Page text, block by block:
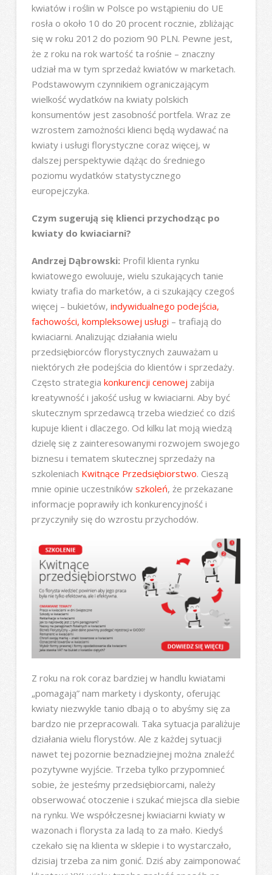
kwiatów i roślin w Polsce po wstąpieniu do UE
rosła o około 10 do 20 procent rocznie, zbliżając
się w roku 2012 do poziom 90 PLN. Pewne jest,
że z roku na rok wartość ta rośnie – znaczny
udział ma w tym sprzedaż kwiatów w marketach.
Podstawowym czynnikiem ograniczającym
wielkość wydatków na kwiaty polskich
konsumentów jest zasobność portfela. Wraz ze
wzrostem zamożności klienci będą wydawać na
kwiaty i usługi florystyczne coraz więcej, w
dalszej perspektywie dążąc do średniego
poziomu wydatków statystycznego
europejczyka.
Czym sugerują się klienci przychodząc po
kwiaty do kwiaciarni?
Andrzej Dąbrowski: Profil klienta rynku
kwiatowego ewoluuje, wielu szukających tanie
kwiaty trafia do marketów, a ci szukający czegoś
więcej – bukietów, indywidualnego podejścia,
fachowości, kompleksowej usługi – trafiają do
kwiaciarni. Analizując działania wielu
przedsiębiorców florystycznych zauważam u
niektórych złe podejścia do klientów i sprzedaży.
Często strategia konkurencji cenowej zabija
kreatywność i jakość usług w kwiaciarni. Aby być
skutecznym sprzedawcą trzeba wiedzieć co dziś
kupuje klient i dlaczego. Od kilku lat moją wiedzą
dzielę się z zainteresowanymi rozwojem swojego
biznesu i tematem skutecznej sprzedaży na
szkoleniach Kwitnące Przedsiębiorstwo. Cieszą
mnie opinie uczestników szkoleń, że przekazane
informacje poprawiły ich konkurencyjność i
przyczyniły się do wzrostu przychodów.
Z roku na rok coraz bardziej w handlu kwiatami
„pomagają” nam markety i dyskonty, oferując
kwiaty niezwykle tanio dbają o to abyśmy się za
bardzo nie przepracowali. Taka sytuacja paraliżuje
działania wielu florystów. Ale z każdej sytuacji
nawet tej pozornie beznadziejnej można znaleźć
pozytywne wyjście. Trzeba tylko przypomnieć
sobie, że jesteśmy przedsiębiorcami, należy
obserwować otoczenie i szukać miejsca dla siebie
na rynku. We współczesnej kwiaciarni kwiaty w
wazonach i florysta za ladą to za mało. Kiedyś
czekało się na klienta w sklepie i to wystarczało,
dzisiaj trzeba za nim gonić. Dziś aby zaimponować